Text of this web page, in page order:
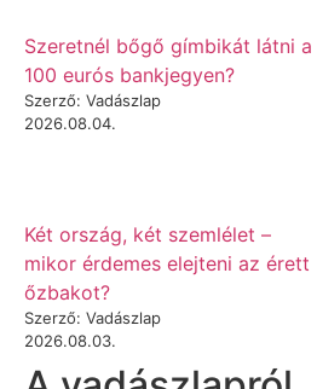
Szeretnél bőgő gímbikát látni a
100 eurós bankjegyen?
Szerző: Vadászlap
2026.08.04.
Két ország, két szemlélet –
mikor érdemes elejteni az érett
őzbakot?
Szerző: Vadászlap
2026.08.03.